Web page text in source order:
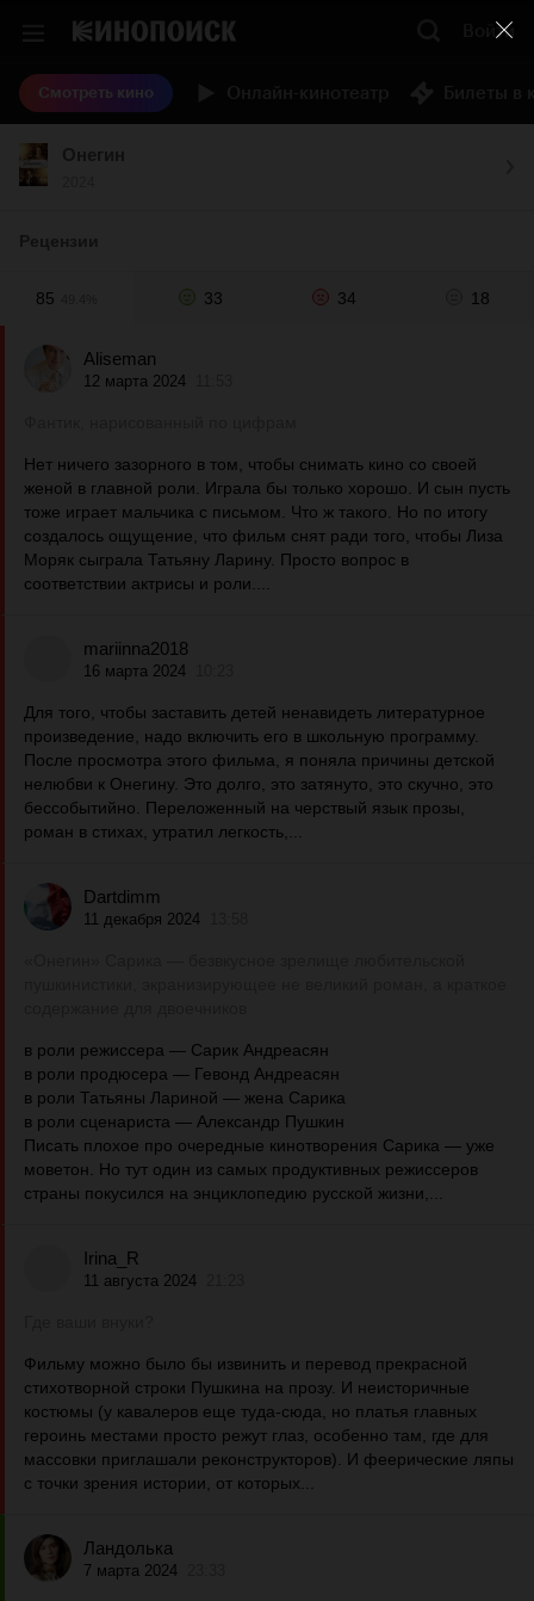
Войти
Смотреть кино
85 33 34 18
Aliseman
12 марта 2024
Нет ничего зазорного в том, чтобы снимать кино со своей
женой в главной роли. Играла бы только хорошо. И сын пусть
тоже играет мальчика с письмом. Что ж такого. Но по итогу
создалось ощущение, что фильм снят ради того, чтобы Лиза
Моряк сыграла Татьяну Ларину. Просто вопрос в
соответствии актрисы и роли....
mariinna2018
16 марта 2024
Для того, чтобы заставить детей ненавидеть литературное
произведение, надо включить его в школьную программу.
После просмотра этого фильма, я поняла причины детской
нелюбви к Онегину. Это долго, это затянуто, это скучно, это
бессобытийно. Переложенный на черствый язык прозы,
роман в стихах, утратил легкость,...
Dartdimm
11 декабря 2024
в роли режиссера — Сарик Андреасян
в роли продюсера — Гевонд Андреасян
в роли Татьяны Лариной — жена Сарика
в роли сценариста — Александр Пушкин
Писать плохое про очередные кинотворения Сарика — уже
моветон. Но тут один из самых продуктивных режиссеров
страны покусился на энциклопедию русской жизни,...
Irina_R
11 августа 2024
Фильму можно было бы извинить и перевод прекрасной
стихотворной строки Пушкина на прозу. И неисторичные
костюмы (у кавалеров еще туда-сюда, но платья главных
героинь местами просто режут глаз, особенно там, где для
массовки приглашали реконструкторов). И феерические ляпы
с точки зрения истории, от которых...
Ландолька
7 марта 2024